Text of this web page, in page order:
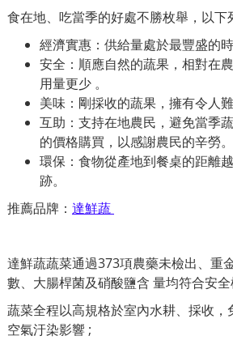
食在地、吃當季的好處不勝枚舉，以下
經濟實惠：供給量處於最豐盛的
安全：順應自然的蔬果，相對在
用量更少 。
美味：剛採收的蔬果，擁有令人
互助：支持在地農民，避免當季
的價格購買，以感謝農民的辛勞。
環保：食物從產地到餐桌的距離
跡。
推薦品牌： 達鮮蔬
達鮮蔬蔬菜通過373項農藥未檢出、重
數、大腸桿菌及硝酸鹽含 量均符合安全
蔬菜全程以高規格於室內水耕、採收，
空氣汙染影響 ;